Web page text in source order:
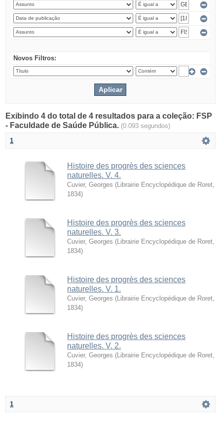
Novos Filtros:
Exibindo 4 do total de 4 resultados para a coleção: FSP
- Faculdade de Saúde Pública. (0.093 segundos)
1
Histoire des progrès des sciences
naturelles. V. 4.
Cuvier, Georges ( Librairie Encyclopédique de Roret
1834)
Histoire des progrès des sciences
naturelles. V. 3.
Cuvier, Georges ( Librairie Encyclopédique de Roret
1834)
Histoire des progrès des sciences
naturelles. V. 1.
Cuvier, Georges ( Librairie Encyclopédique de Roret
1834)
Histoire des progrès des sciences
naturelles. V. 2.
Cuvier, Georges ( Librairie Encyclopédique de Roret
1834)
1